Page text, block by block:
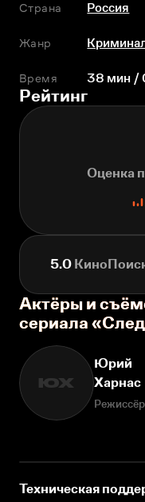
Страна
Россия
Жанр
Время 38 мин /
Рейтинг
Оценка
5.0
Актёры и
сериала
ЮХ
Юрий
Харнас
Режиссёр
Техническая